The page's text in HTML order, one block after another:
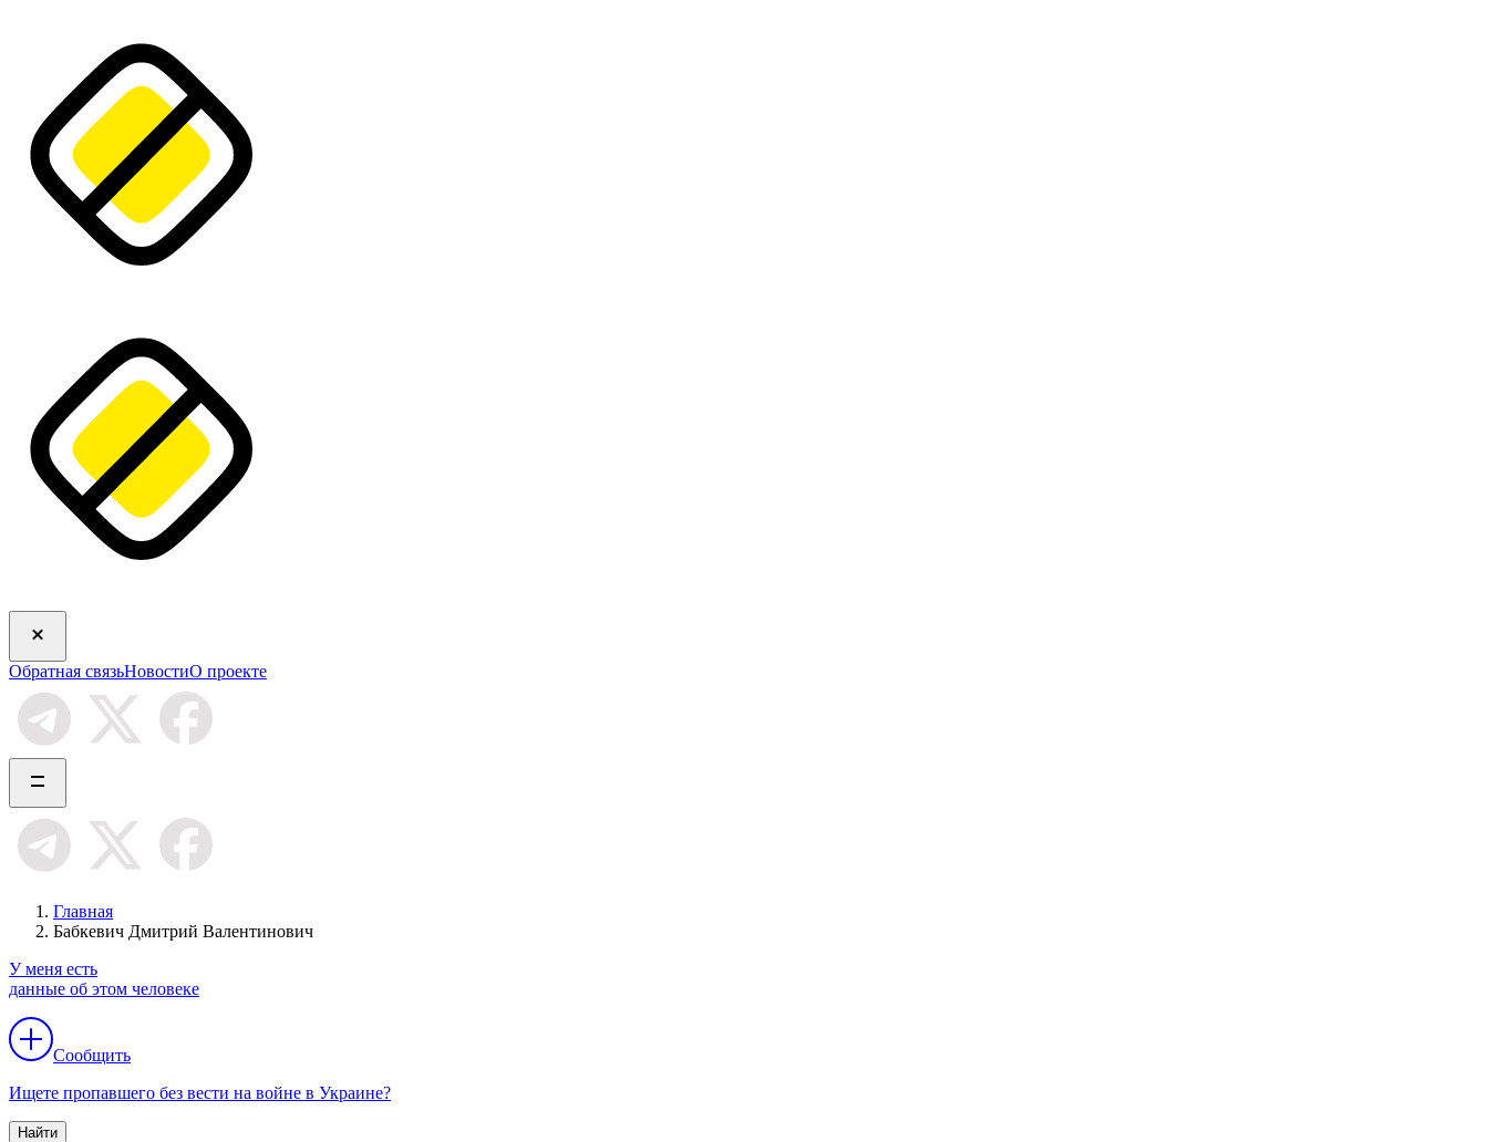
Обратная связьНовостиО проекте
Главная
Бабкевич Дмитрий Валентинович
У меня есть
данные об этом человеке
Сообщить
Ищете пропавшего без вести на войне в Украине?
Найти